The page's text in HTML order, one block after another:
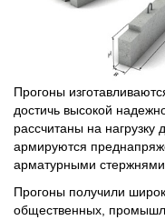
Прогоны
достичь высокой
рассчитаны на нагрузку
армируются
арматурными стержнями.
Прогоны получили
общественных,